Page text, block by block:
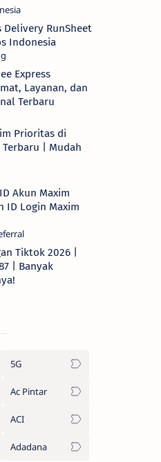
Delivery RunSheet
Indonesia
Express
Layanan, dan
Terbaru
Prioritas di
Terbaru | Mudah
Akun Maxim
ID Login Maxim
Tiktok 2026 |
| Banyak
5G
Ac Pintar
ACI
Adadana